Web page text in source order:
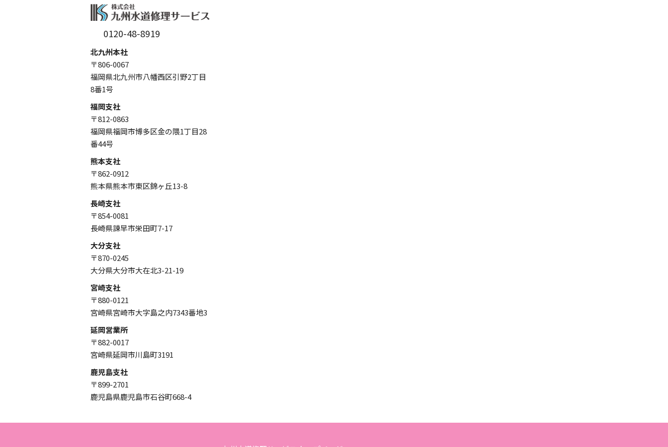
0120-48-8919
北九州本社
〒806-0067
福岡県北九州市八幡西区引野2丁目
8番1号
福岡支社
〒812-0863
福岡県福岡市博多区金の隈1丁目28
番44号
熊本支社
〒862-0912
熊本県熊本市東区錦ヶ丘13-8
長崎支社
〒854-0081
長崎県諫早市栄田町7-17
大分支社
〒870-0245
大分県大分市大在北3-21-19
宮崎支社
〒880-0121
宮崎県宮崎市大字島之内7343番地3
延岡営業所
〒882-0017
宮崎県延岡市川島町3191
鹿児島支社
〒899-2701
鹿児島県鹿児島市石谷町668-4